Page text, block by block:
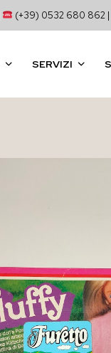
(+39) 0532 680 862 |
SERVIZI